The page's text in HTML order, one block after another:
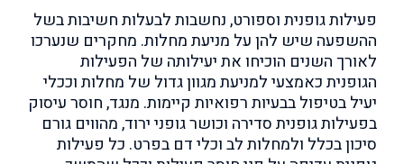
פעילות גופנית וספורט, נחשבות לבעלות חשיבות בשל
ההשפעה שיש להן על מניעת מחלות. מחקרים שנערכו
לאורך השנים הוכיחו את יעילותה של הפעילות
הגופנית כאמצעי למניעת מגוון גדול של מחלות וככלי
יעיל בטיפול בבעיות רפואיות קיימות. מנגד, חוסר עיסוק
בפעילות גופנית סדירה וכושר גופני ירוד, מהווים גורם
סיכון בכלל ולמחלות לב וכלי דם בפרט. כל פעילות